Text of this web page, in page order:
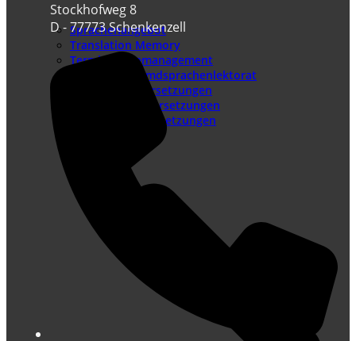
Sprachenangebot
Translation Memory
Terminologiemanagement
Lektorat – Fremdsprachenlektorat
Juristische Übersetzungen
Beglaubigte Übersetzungen
Technische Übersetzungen
Stockhofweg 8
D - 77773 Schenkenzell